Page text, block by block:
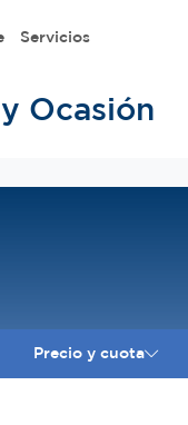
Servicios
Ocasión
Precio y cuota